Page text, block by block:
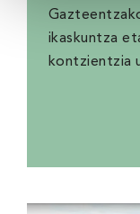
ikaskuntza
kontzientzia